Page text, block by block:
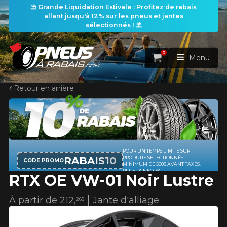
⛱️ Grande Liquidation Estivale : Profitez de rabais
allant jusqu'à 12% sur les pneus et jantes
sélectionnés ! ⛱️
ACCUEIL
PNEUS
RECHERCHE DE PNEUS VOIR TOUT
Rechercher par
Par dimensions Par véhicule
Recherche par dimensions
ROUES
RECHERCHE DE ROUES VOIR TOUT
Par dimensions
ENSEMBLES
RECHERCHE D'ENSEMBLES
PROMOTIONS
Panier
0
Menu
Retour en arrière
RTX OE VW-01 Noir Lustre
Jante d'alliage
À partir de 212,26$
CODE PROMORABAIS10
POUR UN TEMPS LIMITÉ SUR
PRODUITS SÉLECTIONNÉS.
MINIMUM DE 500$ AVANT TAXES.
PLUS D'INFO